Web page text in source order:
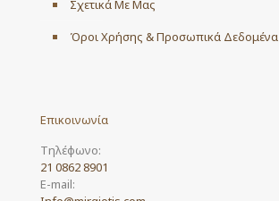
Σχετικά Με Μας
Όροι Χρήσης & Προσωπικά Δεδομένα
Επικοινωνία
Τηλέφωνο:
21 0862 8901
E-mail: